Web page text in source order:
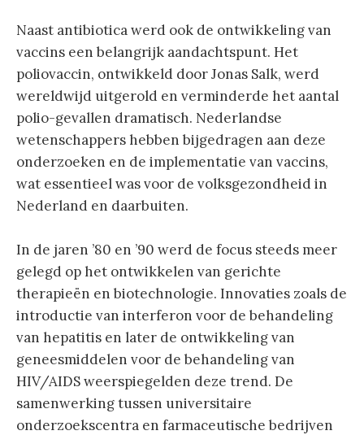
Naast antibiotica werd ook de ontwikkeling van
vaccins een belangrijk aandachtspunt. Het
poliovaccin, ontwikkeld door Jonas Salk, werd
wereldwijd uitgerold en verminderde het aantal
polio-gevallen dramatisch. Nederlandse
wetenschappers hebben bijgedragen aan deze
onderzoeken en de implementatie van vaccins,
wat essentieel was voor de volksgezondheid in
Nederland en daarbuiten.
In de jaren ’80 en ’90 werd de focus steeds meer
gelegd op het ontwikkelen van gerichte
therapieën en biotechnologie. Innovaties zoals de
introductie van interferon voor de behandeling
van hepatitis en later de ontwikkeling van
geneesmiddelen voor de behandeling van
HIV/AIDS weerspiegelden deze trend. De
samenwerking tussen universitaire
onderzoekscentra en farmaceutische bedrijven